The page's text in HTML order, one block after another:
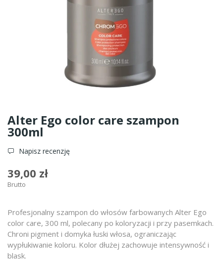
Alter Ego color care szampon
300ml
Napisz recenzję
39,00 zł
Brutto
Profesjonalny szampon do włosów farbowanych Alter Ego
color care, 300 ml, polecany po koloryzacji i przy pasemkach.
Chroni pigment i domyka łuski włosa, ograniczając
wypłukiwanie koloru. Kolor dłużej zachowuje intensywność i
blask.